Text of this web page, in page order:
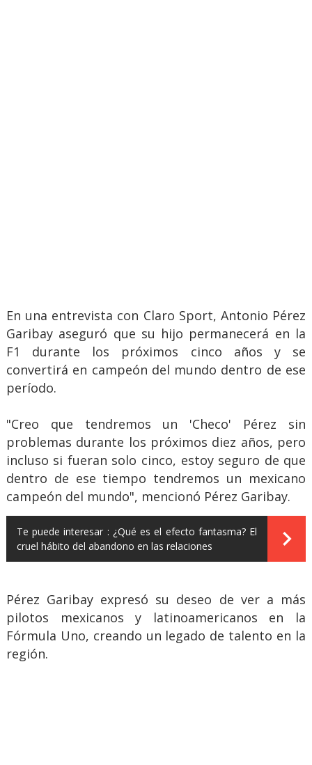
En una entrevista con Claro Sport, Antonio Pérez
Garibay aseguró que su hijo permanecerá en la
F1 durante los próximos cinco años y se
convertirá en campeón del mundo dentro de ese
período.
"Creo que tendremos un 'Checo' Pérez sin
problemas durante los próximos diez años, pero
incluso si fueran solo cinco, estoy seguro de que
dentro de ese tiempo tendremos un mexicano
campeón del mundo", mencionó Pérez Garibay.
Te puede interesar : ¿Qué es el efecto fantasma? El
cruel hábito del abandono en las relaciones
Pérez Garibay expresó su deseo de ver a más
pilotos mexicanos y latinoamericanos en la
Fórmula Uno, creando un legado de talento en la
región.